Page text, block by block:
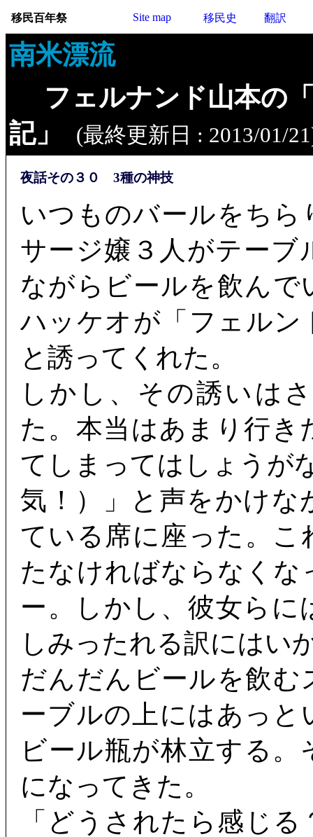
移民百年祭 Site map 移民史 翻訳
南米漂流
フェルナンド山本の
記」
(最終更新日 : 2013/01/
夜話その３０ 3種の神技
いつものバールをち
サージ嬢３人がテーブ
ながらビールを飲ん
ハッケオが「フェル
と誘ってくれた。
しかし、その誘いは
た。本当はあまり行
てしまってはしょうが
気！）」と声をかけな
ている席に座った。こ
たなければならなく
ー。しかし、彼女ら
しみったれる訳にはい
だんだんビールを飲
ーブルの上にはあっ
ビール瓶が林立する
になってきた。
「どうされたら感じ